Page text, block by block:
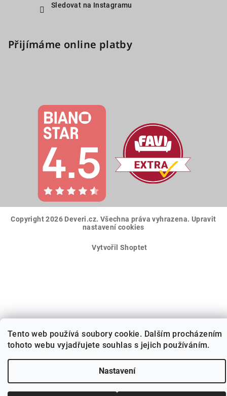
Tento web používá soubory cookie. Dalším procházením
tohoto webu vyjadřujete souhlas s jejich používáním.
Nastavení
Sledovat na Instagramu
Přijímáme online platby
Copyright 2026 Deveri.cz. Všechna práva vyhrazena. Upravit
nastavení cookies
Vytvořil Shoptet